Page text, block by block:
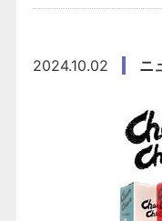
2024.10.02 ニ